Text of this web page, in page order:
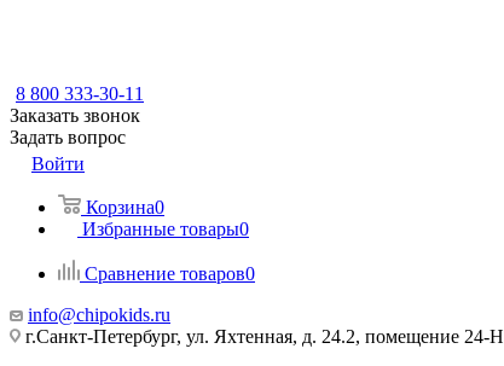
8 800 333-30-11
Заказать звонок
Задать вопрос
Войти
Корзина0
Избранные товары0
Сравнение товаров0
info@chipokids.ru
г.Санкт-Петербург, ул. Яхтенная, д. 24.2, помещение 24-Н